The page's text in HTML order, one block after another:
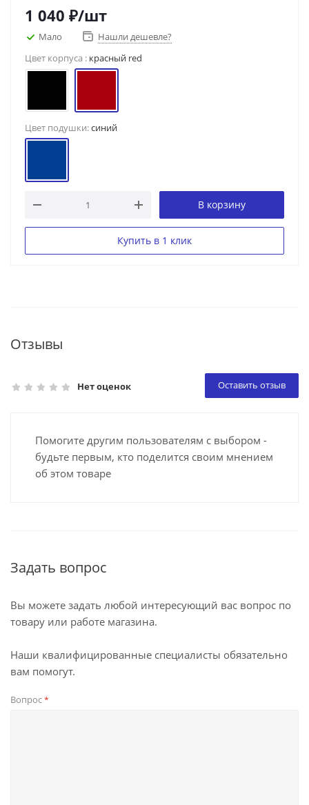
1 040 ₽/шт
Мало
Нашли дешевле?
Цвет корпуса : красный red
Цвет подушки:синий
В корзину
Купить в 1 клик
Отзывы
Нет оценок Оставить отзыв
Помогите другим пользователям с выбором -
будьте первым, кто поделится своим мнением
об этом товаре
Задать вопрос
Вы можете задать любой интересующий вас вопрос по
товару или работе магазина.
Наши квалифицированные специалисты обязательно
вам помогут.
Вопрос*